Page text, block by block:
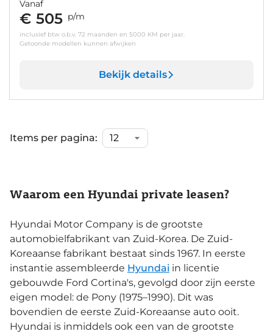
Vanaf
€ 505 p/m
inclusief btw o.b.v. 72 maanden en 5000 KM per jaar.
Getoonde modellen kunnen afwijken
Bekijk details
Items per pagina:
Waarom een Hyundai private leasen?
Hyundai Motor Company is de grootste
automobielfabrikant van Zuid-Korea. De Zuid-
Koreaanse fabrikant bestaat sinds 1967. In eerste
instantie assembleerde Hyundai in licentie
gebouwde Ford Cortina's, gevolgd door zijn eerste
eigen model: de Pony (1975–1990). Dit was
bovendien de eerste Zuid-Koreaanse auto ooit.
Hyundai is inmiddels ook een van de grootste